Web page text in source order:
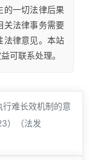
的一切法律后果
关法律事务需要
法律意见。本站
可联系处理。
难长效机制的意
）（法发